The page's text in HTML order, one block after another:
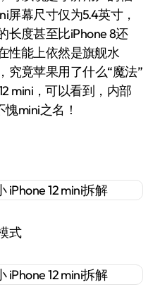
屏幕尺寸仅为5.4英寸，
长度甚至比iPhone 8还
性能上依然是旗舰水
究竟苹果用了什么“魔法”
mini，可以看到，内部
mini之名！
式